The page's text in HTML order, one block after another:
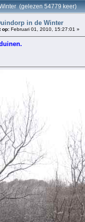
(gelezen 54779 keer)
in de Winter
op: Februari 01, 2010, 15:27:01 »